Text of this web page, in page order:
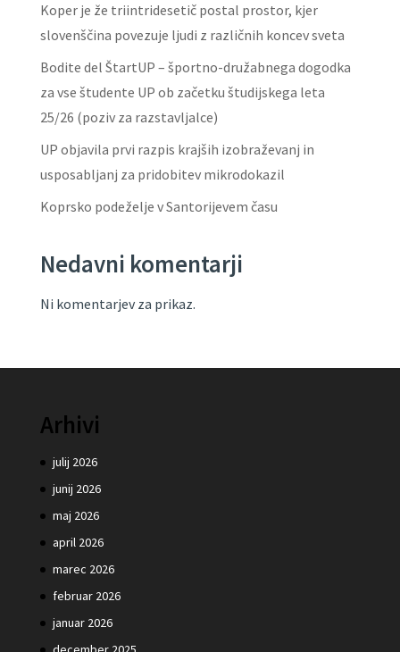
Koper je že triintridesetič postal prostor, kjer
slovenščina povezuje ljudi z različnih koncev sveta
Bodite del ŠtartUP – športno-družabnega dogodka
za vse študente UP ob začetku študijskega leta
25/26 (poziv za razstavljalce)
UP objavila prvi razpis krajših izobraževanj in
usposabljanj za pridobitev mikrodokazil
Koprsko podeželje v Santorijevem času
Nedavni komentarji
Ni komentarjev za prikaz.
Arhivi
julij 2026
junij 2026
maj 2026
april 2026
marec 2026
februar 2026
januar 2026